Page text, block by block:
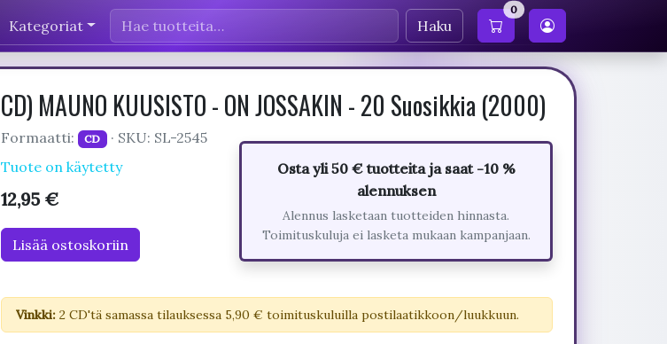
Kategoriat Haku
0
CD) MAUNO KUUSISTO - ON JOSSAKIN - 20 Suosikkia (2000)
Formaatti: CD
· SKU: SL-2545
Tuote on käytetty
12,95 €
Lisää ostoskoriin
Osta yli 50 € tuotteita ja saat -10 %
alennuksen
Alennus lasketaan tuotteiden hinnasta.
Toimituskuluja ei lasketa mukaan kampanjaan.
Vinkki:2 CD'tä samassa tilauksessa 5,90 € toimituskuluilla postilaatikkoon/luukkuun.